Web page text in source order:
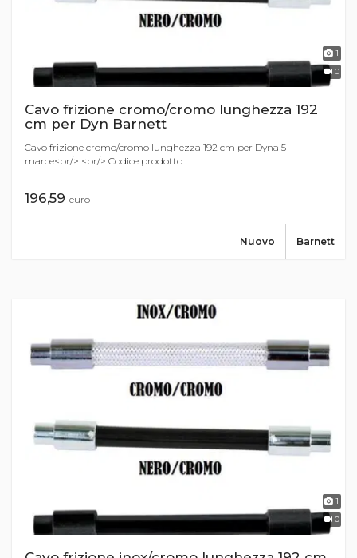
1
0
Cavo frizione cromo/cromo lunghezza 192
cm per Dyn Barnett
Cavo frizione cromo/cromo lunghezza 192 cm per Dyna 5
marce<br/> <br/> Codice prodotto: ...
196,59 euro
Barnett
Nuovo
1
0